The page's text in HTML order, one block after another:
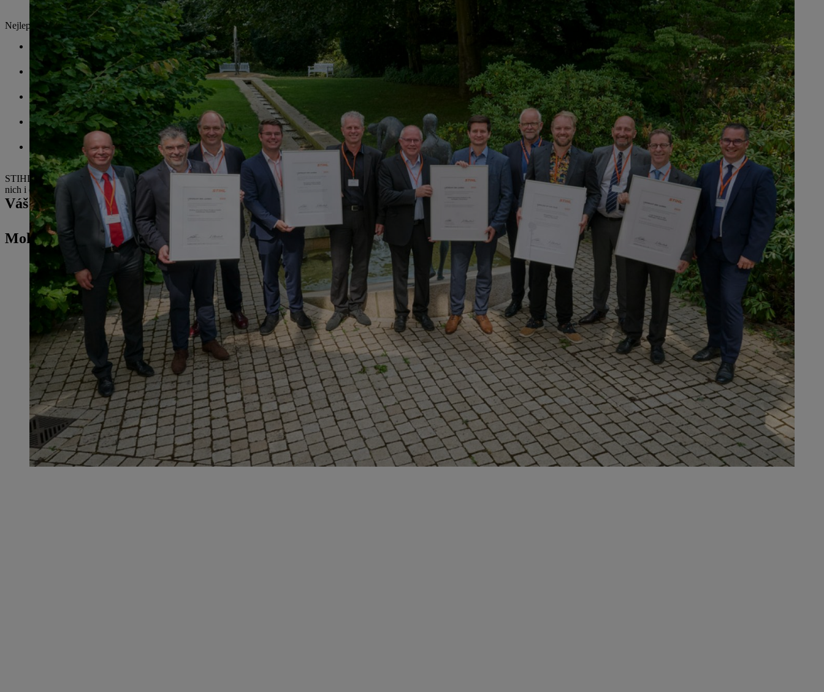
Nejlepšími dodavateli v roce 2021 byli:
Karcoma-Armaturen GmbH (Sindelfingen, Německo)
Výrobci palivových armatur, filtrů a ventilů
L-edv GmbH & Co. KG (Waiblingen, Německo)
IT služby
Prüfrex Innovative Power Products GmbH (Cadolzburg, Německo)
Výrobci elektronických řídicích jednotek a digitálních zapalovacích systémů
SIMON Sinterlutions GmbH & Co. KG (Aichhalden, Německo)
Výrobci komponentů pro strojírenství a zařízení, spotřební zboží, sanitární průmysl a automobilový sektor
Viking Rubber Co. A/S (Faaborg, Dánsko)
Výrobce pracovních oděvů
STIHL oceňuje nejlepší dodavatele za jejich vynikající výsledky představení každý rok od roku 1990. Doposud toto vyznamenání získalo celkem 113 dodavatelů, někteří z
nich i opakovaně.
Váš kontakt pro tisk
Mohlo by vás také zajímat